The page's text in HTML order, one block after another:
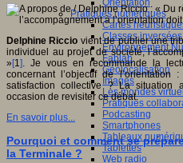
Orientation
Pratiques numériques
Cartes
Classes inversées
Environnement
Fablab
Géolocalisation
Images
Les mondes
Pratiques
Podcasting
Smartphones
Tableaux
Tablettes
Web radio
Delphine Riccio vient de publier une
individuel au projet de société,
» [1]. Je vous en recommande la
concernant l’objectif de
satisfaction collective ? La situation
occasion de revisiter ce débat.
En savoir plus...
Pourquoi et comment se
la Terminale ?